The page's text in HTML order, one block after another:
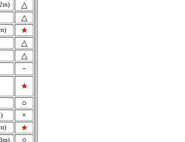
△
△
★
△
△
－
★
○
×
★
○